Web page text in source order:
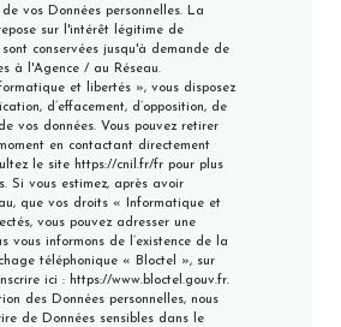
vos Données personnelles. La
sur l'intérêt légitime de
conservées jusqu'à demande de
à l'Agence / au Réseau.
et libertés », vous disposez
d’effacement, d’opposition, de
vos données. Vous pouvez retirer
en contactant directement
le site https://cnil.fr/frpour plus
Si vous estimez, après avoir
que vos droits « Informatique et
vous pouvez adresser une
vous informons de l’existence de la
téléphonique « Bloctel », sur
ici : https://www.bloctel.gouv.fr.
des Données personnelles, nous
de Données sensibles dans le